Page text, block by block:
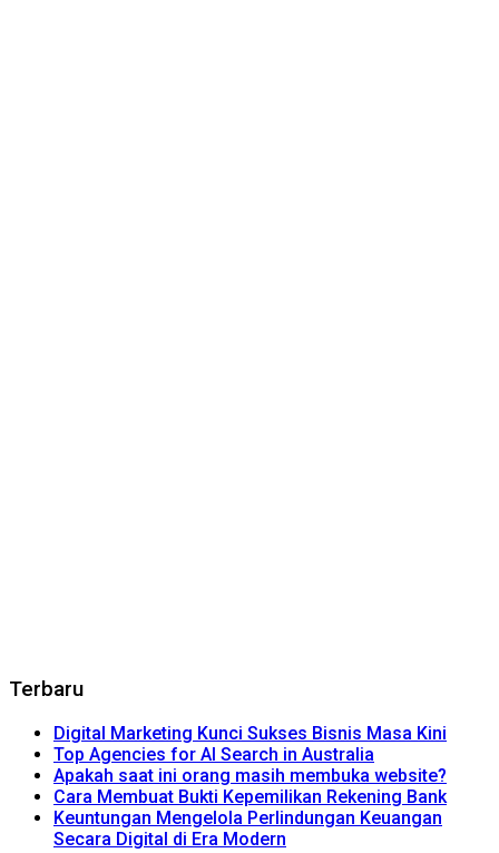
Terbaru
Digital Marketing Kunci Sukses Bisnis Masa Kini
Top Agencies for AI Search in Australia
Apakah saat ini orang masih membuka website?
Cara Membuat Bukti Kepemilikan Rekening Bank
Keuntungan Mengelola Perlindungan Keuangan
Secara Digital di Era Modern